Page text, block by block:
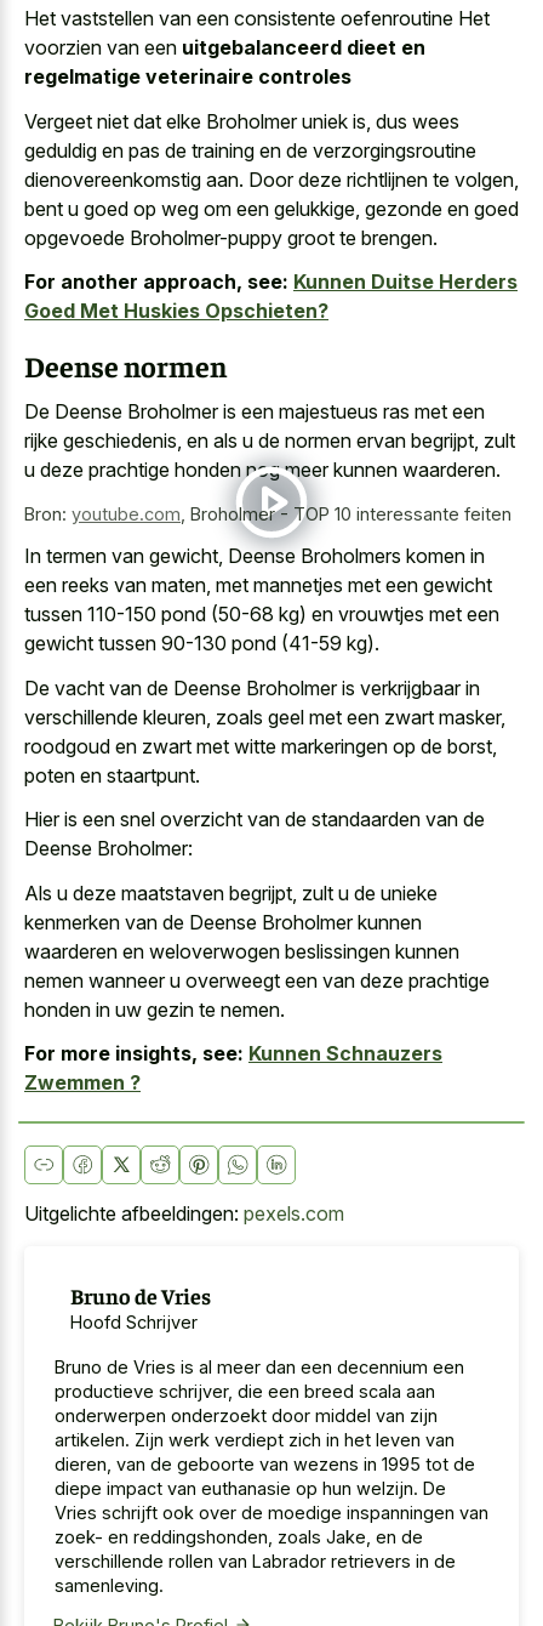
Het vaststellen van een consistente oefenroutine Het
voorzien van een uitgebalanceerd dieet en
regelmatige veterinaire controles
Vergeet niet dat elke Broholmer uniek is, dus wees
geduldig en pas de training en de verzorgingsroutine
dienovereenkomstig aan. Door deze richtlijnen te volgen,
bent u goed op weg om een gelukkige, gezonde en goed
opgevoede Broholmer-puppy groot te brengen.
For another approach, see: Kunnen Duitse Herders
Goed Met Huskies Opschieten?
Deense normen
De Deense Broholmer is een majestueus ras met een
rijke geschiedenis , en als u de normen ervan begrijpt, zult
u deze prachtige honden nog meer kunnen waarderen.
Bron: youtube.com Broholmer - TOP 10 interessante feiten
In termen van gewicht, Deense Broholmers komen in
een reeks van maten, met mannetjes met een gewicht
tussen 110-150 pond (50-68 kg) en vrouwtjes met een
gewicht tussen 90-130 pond (41-59 kg).
De vacht van de Deense Broholmer is verkrijgbaar in
verschillende kleuren, zoals geel met een zwart masker,
roodgoud en zwart met witte markeringen op de borst,
poten en staartpunt.
Hier is een snel overzicht van de standaarden van de
Deense Broholmer:
Als u deze maatstaven begrijpt, zult u de unieke
kenmerken van de Deense Broholmer kunnen
waarderen en weloverwogen beslissingen kunnen
nemen wanneeru overweegt een van deze prachtige
honden in uw gezin te nemen.
For more insights, see: Kunnen Schnauzers
Zwemmen ?
Uitgelichte afbeeldingen: pexels.com
Bruno de Vries
Hoofd Schrijver
Bruno de Vries is al meer dan een decennium een
productieve schrijver, die een breed scala aan
onderwerpen onderzoekt door middel van zijn
artikelen. Zijn werk verdiept zich in het leven van
dieren, van de geboorte van wezens in 1995 tot de
diepe impact van euthanasie op hun welzijn. De
Vries schrijft ook over de moedige inspanningen van
zoek- en reddingshonden, zoals Jake, en de
verschillende rollen van Labrador retrievers in de
samenleving.